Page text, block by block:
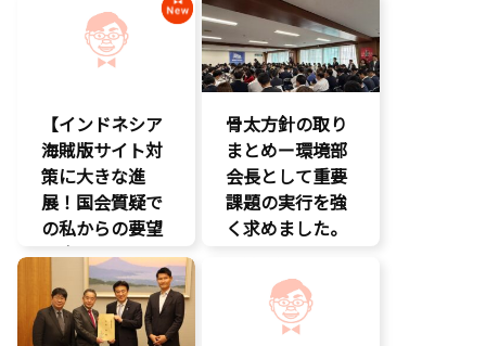
【インドネシア
海賊版サイト対
策に大きな進
展！国会質疑で
の私からの要望
に応え、三谷法
務副大臣がイン
ドネシア法務副
大臣に運営……
骨太方針の取り
まとめー環境部
会長として重要
課題の実行を強
く求めました。
環境部会
知的財産